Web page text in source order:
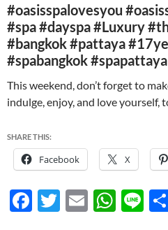
#oasisspalovesyou
#spa #dayspa #Luxury
#bangkok #pattaya
#spabangkok #spapattaya
This weekend, don’t forget to
indulge, enjoy, and love yourself,
SHARE THIS:
Facebook X
F
T
E
W Li